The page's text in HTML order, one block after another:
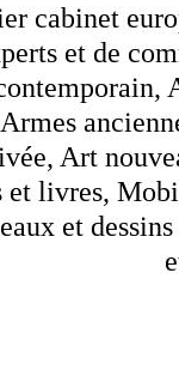
cabinet
et de
Armes
Art
et livres,
et